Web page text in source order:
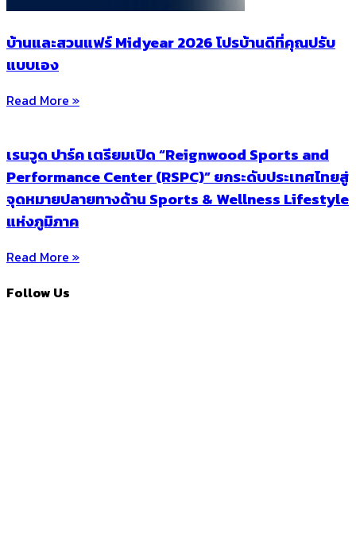
บ้านและสวนแฟร์ Midyear 2026 โปรบ้านดีที่คุณปรับ
แบบเอง
Read More »
เรนวูด ปาร์ค เตรียมเปิด “Reignwood Sports and
Performance Center (RSPC)” ยกระดับประเทศไทยสู่
จุดหมายปลายทางด้าน Sports & Wellness Lifestyle
แห่งภูมิภาค
Read More »
Follow Us